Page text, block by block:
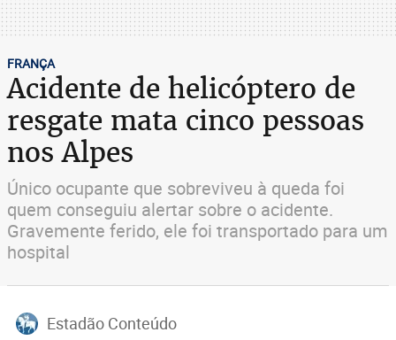
FRANÇA
Acidente de helicóptero de
resgate mata cinco pessoas
nos Alpes
Único ocupante que sobreviveu à queda foi
quem conseguiu alertar sobre o acidente.
Gravemente ferido, ele foi transportado para um
hospital
Estadão Conteúdo